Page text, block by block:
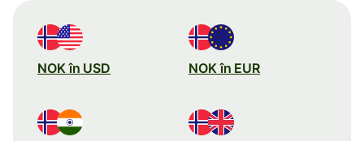
NOK în USD NOK în EUR